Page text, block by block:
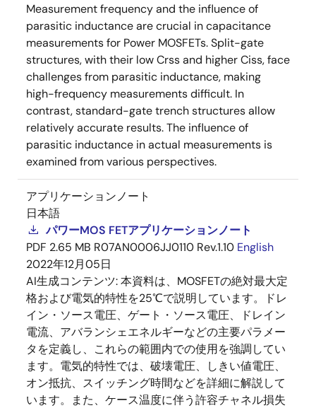
Measurement frequency and the influence of
parasitic inductance are crucial in capacitance
measurements for Power MOSFETs. Split-gate
structures, with their low Crss and higher Ciss, face
challenges from parasitic inductance, making
high-frequency measurements difficult. In
contrast, standard-gate trench structures allow
relatively accurate results. The influence of
parasitic inductance in actual measurements is
examined from various perspectives.
アプリケーションノート
日本語
パワーMOS FETアプリケーションノート
PDF 2.65 MB R07AN0006JJ0110 Rev.1.10 English
2022年12月05日
AI生成コンテンツ:本資料は、MOSFETの絶対最大定
格および電気的特性を25℃で説明しています。ドレ
イン・ソース電圧、ゲート・ソース電圧、ドレイン
電流、アバランシェエネルギーなどの主要パラメー
タを定義し、これらの範囲内での使用を強調してい
ます。電気的特性では、破壊電圧、しきい値電圧、
オン抵抗、スイッチング時間などを詳細に解説して
います。また、ケース温度に伴う許容チャネル損失